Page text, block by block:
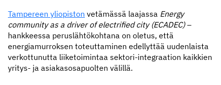
Tampereen yliopiston vetämässä laajassa Energy
community as a driver of electrified city (ECADEC)–
hankkeessa peruslähtökohtana on oletus, että
energiamurroksen toteuttaminen edellyttää uudenlaista
verkottunutta liiketoimintaa sektori-integraation kaikkien
yritys- ja asiakasosapuolten välillä.